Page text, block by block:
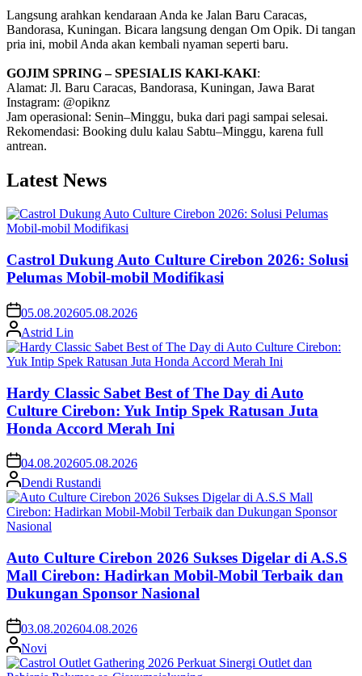
Langsung arahkan kendaraan Anda ke Jalan Baru Caracas,
Bandorasa, Kuningan. Bicara langsung dengan Om Opik. Di tangan
pria ini, mobil Anda akan kembali nyaman seperti baru.
GOJIM SPRING – SPESIALIS KAKI-KAKI:
Alamat: Jl. Baru Caracas, Bandorasa, Kuningan, Jawa Barat
Instagram: @opiknz
Jam operasional: Senin–Minggu, buka dari pagi sampai selesai.
Rekomendasi: Booking dulu kalau Sabtu–Minggu, karena full
antrean.
Latest News
Castrol Dukung Auto Culture Cirebon 2026: Solusi
Pelumas Mobil-mobil Modifikasi
05.08.202605.08.2026
Astrid Lin
Hardy Classic Sabet Best of The Day di Auto
Culture Cirebon: Yuk Intip Spek Ratusan Juta
Honda Accord Merah Ini
04.08.202605.08.2026
Dendi Rustandi
Auto Culture Cirebon 2026 Sukses Digelar di A.S.S
Mall Cirebon: Hadirkan Mobil-Mobil Terbaik dan
Dukungan Sponsor Nasional
03.08.202604.08.2026
Novi